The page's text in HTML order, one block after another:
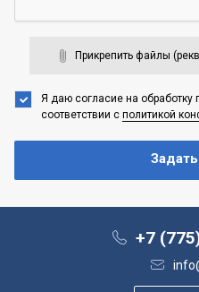
Прикрепить файлы
Я даю согласие на
соответствии с политикой
+7